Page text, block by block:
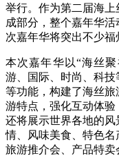
举行。作为第二届海
成部分，整个嘉年华
次嘉年华将突出不少福
本次嘉年华以“海丝
游、国际、时尚、科
等功能，构建了海丝
游特点，强化互动体验
还将展示世界各地的
情、风味美食、特色名
旅游推介会、产品特